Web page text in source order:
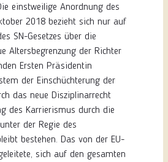
einstweilige Anordnung des
2018 bezieht sich nur auf
SN-Gesetzes über die
Altersbegrenzung der Richter
Ersten Präsidentin
der Einschüchterung der
das neue Disziplinarrecht
des Karrierismus durch die
der Regie des
bestehen. Das von der EU-
sich auf den gesamten